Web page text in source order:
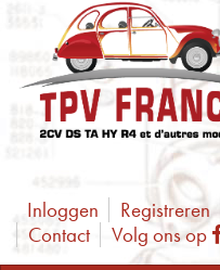
Inloggen Registreren
Contact
Volg ons op